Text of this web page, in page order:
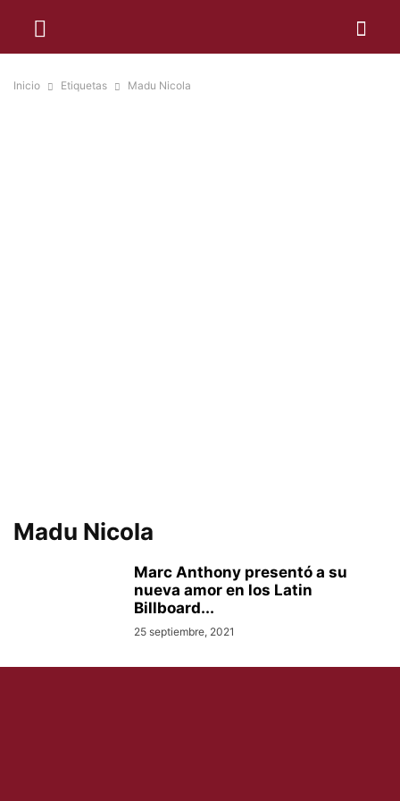
Inicio Etiquetas Madu Nicola
Madu Nicola
Marc Anthony presentó a su
nueva amor en los Latin
Billboard...
25 septiembre, 2021